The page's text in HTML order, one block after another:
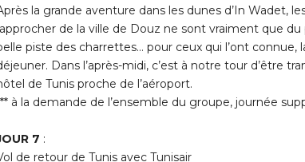
la grande aventure dans les dunes d’In Wadet,
de la ville de Douz ne sont vraiment que
piste des charrettes… pour ceux qui l’ont connue,
Dans l’après-midi, c’est à notre tour d’être
de Tunis proche de l’aéroport.
à la demande de l’ensemble du groupe, journée
7 :
de retour de Tunis avec Tunisair